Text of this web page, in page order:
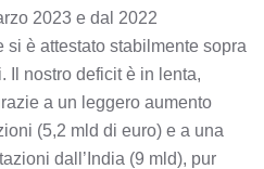
2023 e dal 2022
si è attestato stabilmente sopra
Il nostro deficit è in lenta,
a un leggero aumento
(5,2 mld di euro) e a una
dall’India (9 mld), pur